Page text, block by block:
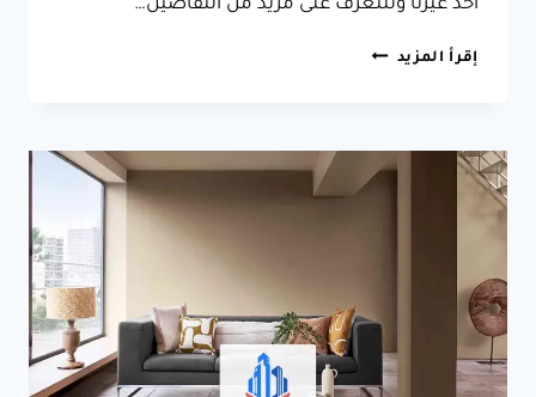
أحد غيرنا وللتعرف على مزيد من التفاصيل…
إقرأ المزيد مقاول
0557796184
اسعار
دهانات
جدة